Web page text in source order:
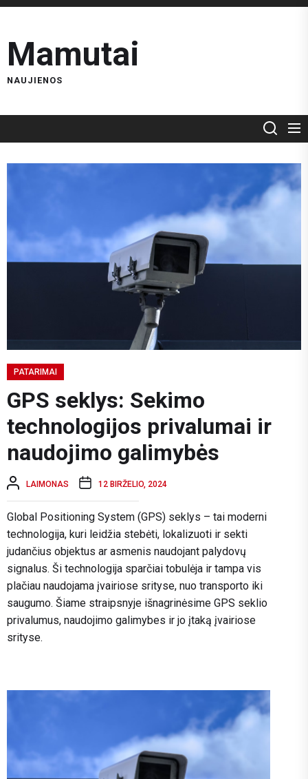
Skip
the
content
Mamutai
NAUJIENOS
PATARIMAI
GPS seklys: Sekimo
technologijos privalumai ir
naudojimo galimybės
LAIMONAS 12 BIRŽELIO, 2024
Global Positioning System (GPS) seklys – tai moderni
technologija, kuri leidžia stebėti, lokalizuoti ir sekti
judančius objektus ar asmenis naudojant palydovų
signalus. Ši technologija sparčiai tobulėja ir tampa vis
plačiau naudojama įvairiose srityse, nuo transporto iki
saugumo. Šiame straipsnyje išnagrinėsime GPS seklio
privalumus, naudojimo galimybes ir jo įtaką įvairiose
srityse.